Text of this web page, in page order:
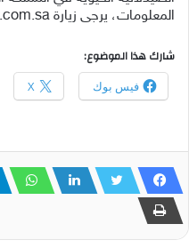
المعلومات، يرجى زيارة www.lifera.com.sa
شارك هذا الموضوع:
فيس بوك X